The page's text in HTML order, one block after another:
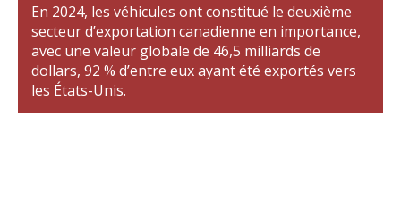
En 2024, les véhicules ont constitué le deuxième
secteur d’exportation canadienne en importance,
avec une valeur globale de 46,5 milliards de
dollars, 92 % d’entre eux ayant été exportés vers
les États-Unis.